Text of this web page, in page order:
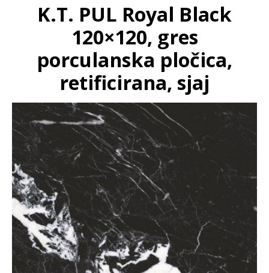
K.T. PUL Royal Black
120×120, gres
porculanska pločica,
retificirana, sjaj